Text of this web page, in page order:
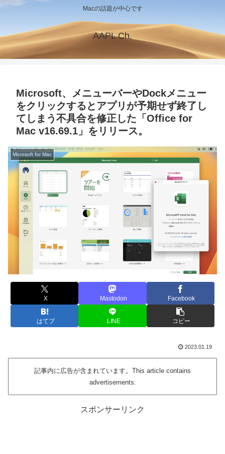
Macの話題が中心です
AAPL Ch.
Microsoft、メニューバーやDockメニュー
をクリックするとアプリが予期せず終了し
てしまう不具合を修正した「Office for
Mac v16.69.1」をリリース。
Microsoft for Mac
X Mastodon Facebook
はてブ LINE コピー
2023.01.19
記事内に広告が含まれています。This article contains
advertisements.
スポンサーリンク